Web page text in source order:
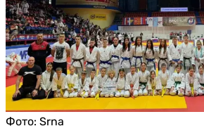
Фото: Srna